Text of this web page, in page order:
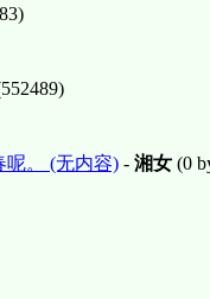
呢。 (无内容) - 湘女 (0